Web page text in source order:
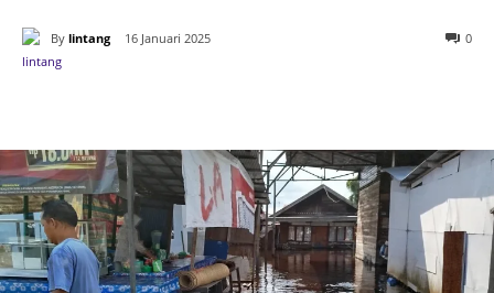
By lintang 16 Januari 2025 0